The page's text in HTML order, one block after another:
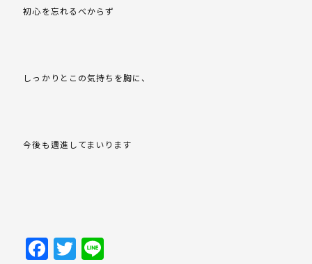
初心を忘れるべからず
しっかりとこの気持ちを胸に、
今後も邁進してまいります
Facebook
Twitter